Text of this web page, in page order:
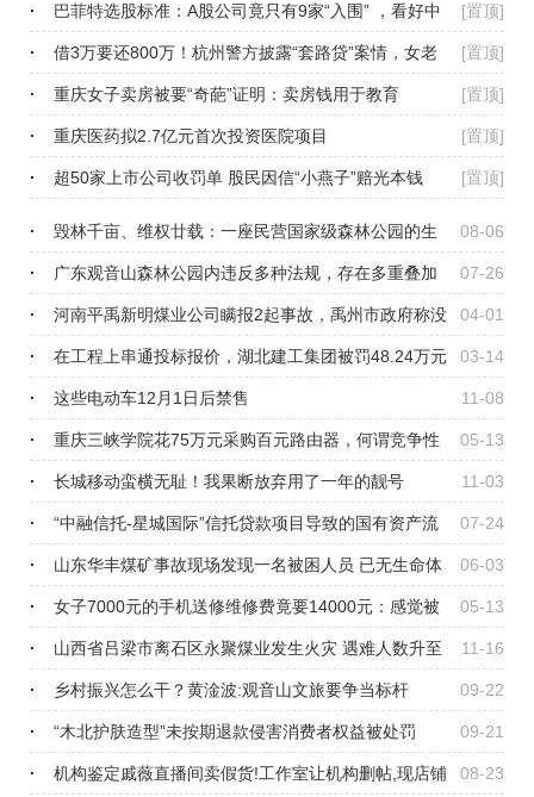
[置顶]
巴菲特选股标准：A股公司竟只有9家“入围” ，看好中
国 [置顶]
借3万要还800万！杭州警方披露“套路贷”案情，女老
板卖掉3套房没还完 [置顶]
重庆女子卖房被要“奇葩”证明：卖房钱用于教育
[置顶]
重庆医药拟2.7亿元首次投资医院项目
[置顶]
超50家上市公司收罚单 股民因信“小燕子”赔光本钱
08-06
毁林千亩、维权廿载：一座民营国家级森林公园的生
态之殇 07-26
广东观音山森林公园内违反多种法规，存在多重叠加
重大安全风险 04-01
河南平禹新明煤业公司瞒报2起事故，禹州市政府称没
有2矿工 03-14
在工程上串通投标报价，湖北建工集团被罚48.24万元
11-08
这些电动车12月1日后禁售
05-13
重庆三峡学院花75万元采购百元路由器，何谓竞争性
谈判方式招标？ 11-03
长城移动蛮横无耻！我果断放弃用了一年的靓号
07-24
“中融信托-星城国际”信托贷款项目导致的国有资产流
失 06-03
山东华丰煤矿事故现场发现一名被困人员 已无生命体
征 05-13
女子7000元的手机送修维修费竟要14000元：感觉被
诈骗了 11-16
山西省吕梁市离石区永聚煤业发生火灾 遇难人数升至
25人 09-22
乡村振兴怎么干？黄淦波:观音山文旅要争当标杆
09-21
“木北护肤造型”未按期退款侵害消费者权益被处罚
08-23
机构鉴定戚薇直播间卖假货!工作室让机构删帖,现店铺